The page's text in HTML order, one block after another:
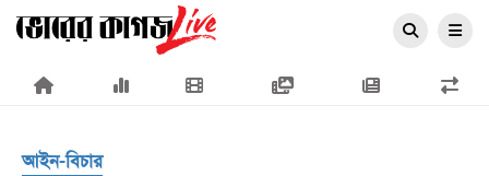
×
আইন-বিচার